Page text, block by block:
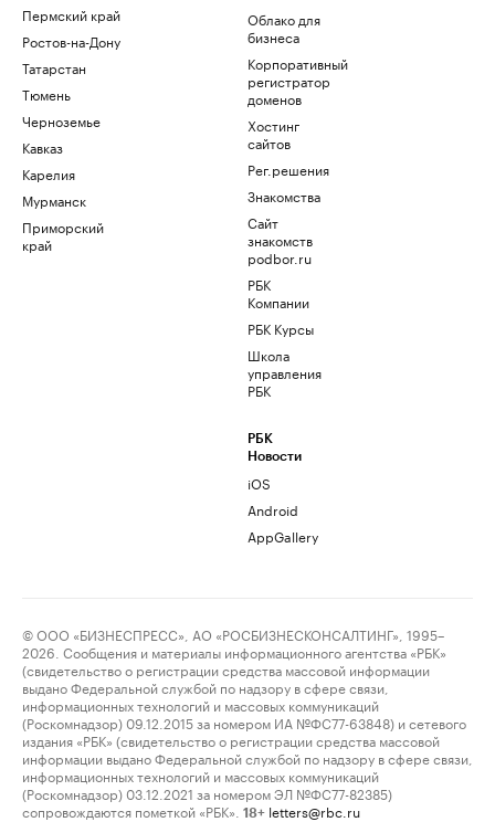
Пермский край
Ростов-на-Дону
Татарстан
Тюмень
Черноземье
Кавказ
Карелия
Мурманск
Приморский
край
Облако для
бизнеса
Корпоративный
регистратор
доменов
Хостинг
сайтов
Рег.решения
Знакомства
Сайт
знакомств
podbor.ru
РБК
Компании
РБК Курсы
Школа
управления
РБК
РБК
Новости
iOS
Android
AppGallery
© ООО «БИЗНЕСПРЕСС», АО «РОСБИЗНЕСКОНСАЛТИНГ», 1995–
2026. Сообщения и материалы информационного агентства «РБК»
(свидетельство о регистрации средства массовой информации
выдано Федеральной службой по надзору в сфере связи,
информационных технологий и массовых коммуникаций
(Роскомнадзор) 09.12.2015 за номером ИА №ФС77-63848) и сетевого
издания «РБК» (свидетельство о регистрации средства массовой
информации выдано Федеральной службой по надзору в сфере связи,
информационных технологий и массовых коммуникаций
(Роскомнадзор) 03.12.2021 за номером ЭЛ №ФС77-82385)
сопровождаются пометкой «РБК».
18+ letters@rbc.ru